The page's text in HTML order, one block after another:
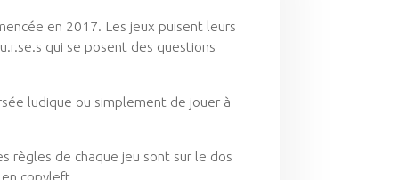
en 2017. Les jeux puisent leurs
qui se posent des questions
ludique ou simplement de jouer à
règles de chaque jeu sont sur le dos